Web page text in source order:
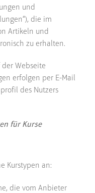
und
die im
Artikeln und
zu erhalten.
Webseite
erfolgen per E-Mail
des Nutzers
für Kurse
Kurstypen an:
die vom Anbieter